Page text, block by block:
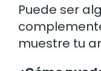
Puede ser
muestre tu